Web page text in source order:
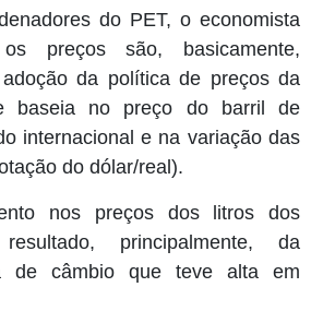
do PET, o economista
preços são, basicamente,
da política de preços da
baseia no preço do barril de
internacional e na variação das
do dólar/real).
nos preços dos litros dos
principalmente, da
de câmbio que teve alta em